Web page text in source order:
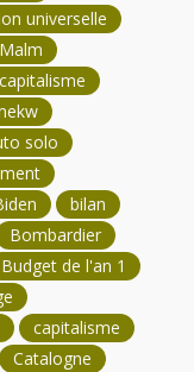
universelle
solo
bilan
Bombardier
Budget de l'an 1
capitalisme
Catalogne